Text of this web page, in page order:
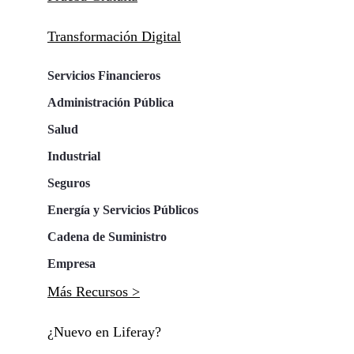
Transformación Digital
Servicios Financieros
Administración Pública
Salud
Industrial
Seguros
Energía y Servicios Públicos
Cadena de Suministro
Empresa
Más Recursos >
¿Nuevo en Liferay?